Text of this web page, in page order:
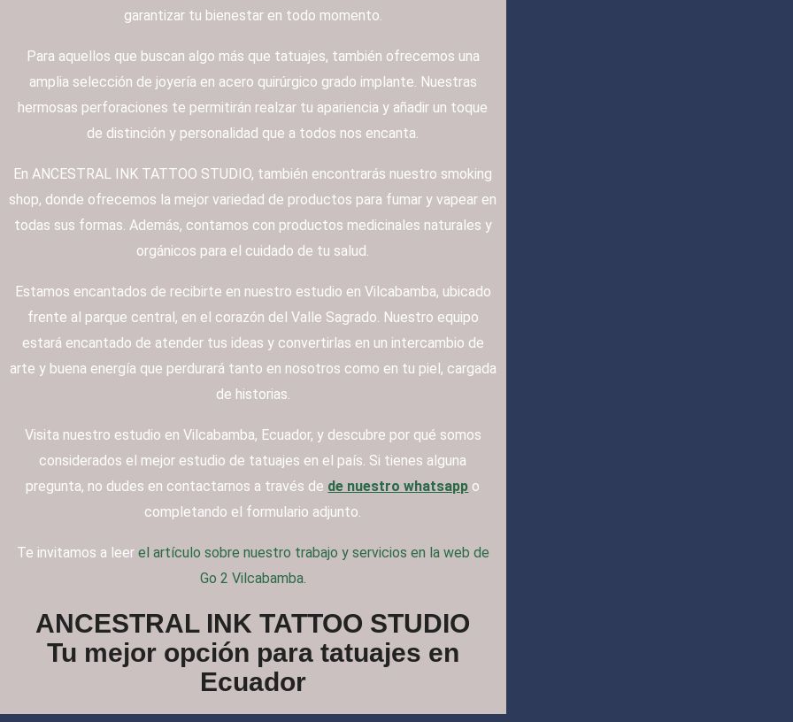
garantizar tu bienestar en todo momento.
Para aquellos que buscan algo más que tatuajes, también ofrecemos una
amplia selección de joyería en acero quirúrgico grado implante. Nuestras
hermosas perforaciones te permitirán realzar tu apariencia y añadir un toque
de distinción y personalidad que a todos nos encanta.
En ANCESTRAL INK TATTOO STUDIO, también encontrarás nuestro smoking
shop, donde ofrecemos la mejor variedad de productos para fumar y vapear en
todas sus formas. Además, contamos con productos medicinales naturales y
orgánicos para el cuidado de tu salud.
Estamos encantados de recibirte en nuestro estudio en Vilcabamba, ubicado
frente al parque central, en el corazón del Valle Sagrado. Nuestro equipo
estará encantado de atender tus ideas y convertirlas en un intercambio de
arte y buena energía que perdurará tanto en nosotros como en tu piel, cargada
de historias.
Visita nuestro estudio en Vilcabamba, Ecuador, y descubre por qué somos
considerados el mejor estudio de tatuajes en el país. Si tienes alguna
pregunta, no dudes en contactarnos a través de de nuestro whatsapp o
completando el formulario adjunto.
Te invitamos a leer el artículo sobre nuestro trabajo y servicios en la web de
Go 2 Vilcabamba.
ANCESTRAL INK TATTOO STUDIO
Tu mejor opción para tatuajes en
Ecuador